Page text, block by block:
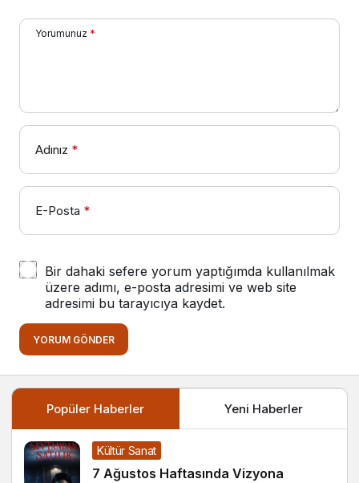
Yorumunuz *
Adınız *
E-Posta *
Bir dahaki sefere yorum yaptığımda kullanılmak
üzere adımı, e-posta adresimi ve web site
adresimi bu tarayıcıya kaydet.
YORUM GÖNDER
Popüler Haberler Yeni Haberler
Kültür Sanat
7 Ağustos Haftasında Vizyona